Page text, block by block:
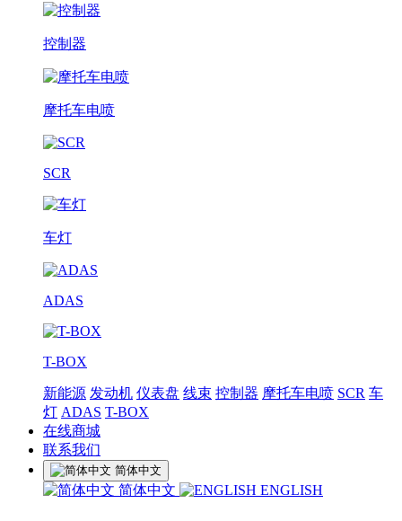
控制器
摩托车电喷
SCR
车灯
ADAS
T-BOX
新能源 发动机 仪表盘 线束 控制器 摩托车电喷 SCR 车
灯 ADAS T-BOX
在线商城
联系我们
简体中文
简体中文 ENGLISH